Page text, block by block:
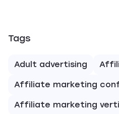
Tags
Adult advertising
Affiliate marketing
Affiliate marketing